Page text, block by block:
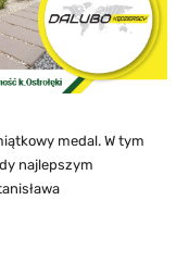
medal. W tym
najlepszym